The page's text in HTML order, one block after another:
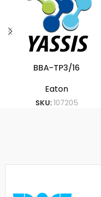
BBA-TP3/16
Eaton
SKU: 107205